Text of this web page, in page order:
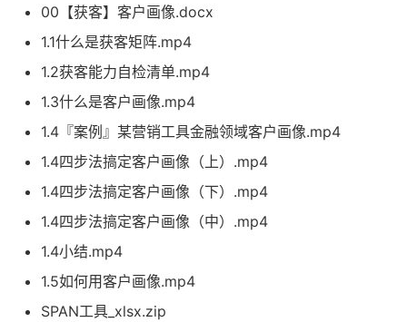
00【获客】客户画像.docx
1.1什么是获客矩阵.mp4
1.2获客能力自检清单.mp4
1.3什么是客户画像.mp4
1.4『案例』某营销工具金融领域客户画像.mp4
1.4四步法搞定客户画像（上）.mp4
1.4四步法搞定客户画像（下）.mp4
1.4四步法搞定客户画像（中）.mp4
1.4小结.mp4
1.5如何用客户画像.mp4
SPAN工具_xlsx.zip